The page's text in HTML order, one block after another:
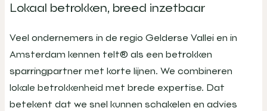
Lokaal betrokken, breed inzetbaar
Veel ondernemers in de regio Gelderse Vallei en in
Amsterdam kennen telt® als een betrokken
sparringpartner met korte lijnen. We combineren
lokale betrokkenheid met brede expertise. Dat
betekent dat we snel kunnen schakelen en advies